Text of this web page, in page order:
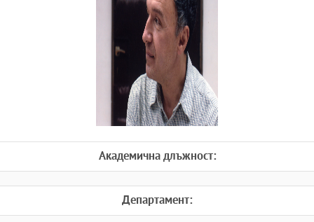
Академична длъжност:
Департамент: